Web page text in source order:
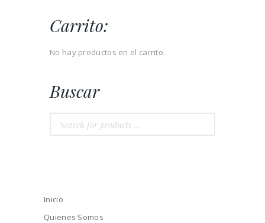
Carrito:
No hay productos en el carrito.
Buscar
Inicio
Quienes Somos